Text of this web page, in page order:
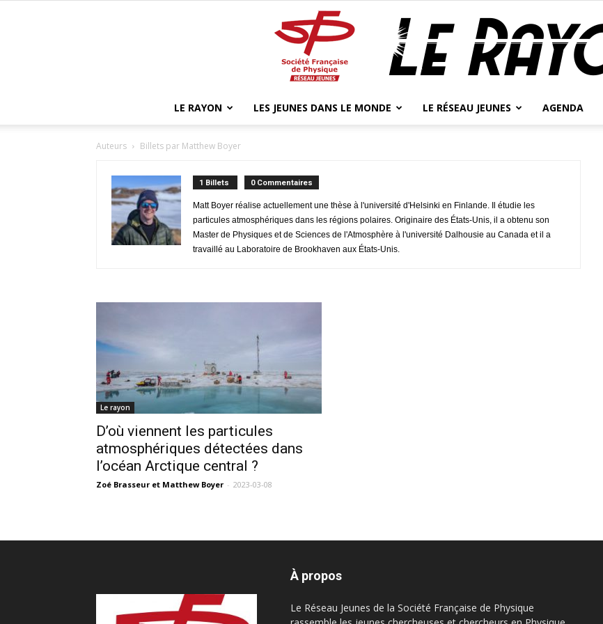
Physicien.ne.s
LE RAYON LES JEUNES DANS LE MONDE LE RÉSEAU JEUNES AGENDA
Auteurs Billets par Matthew Boyer
1 Billets 0 Commentaires
Matt Boyer réalise actuellement une thèse à l'université d'Helsinki en Finlande. Il étudie les
particules atmosphériques dans les régions polaires. Originaire des États-Unis, il a obtenu son
Master de Physiques et de Sciences de l'Atmosphère à l'université Dalhousie au Canada et il a
travaillé au Laboratoire de Brookhaven aux États-Unis.
Le rayon
D’où viennent les particules
atmosphériques détectées dans
l’océan Arctique central ?
Zoé Brasseur et Matthew Boyer - 2023-03-08
À propos
Le Réseau Jeunes de la Société Française de Physique